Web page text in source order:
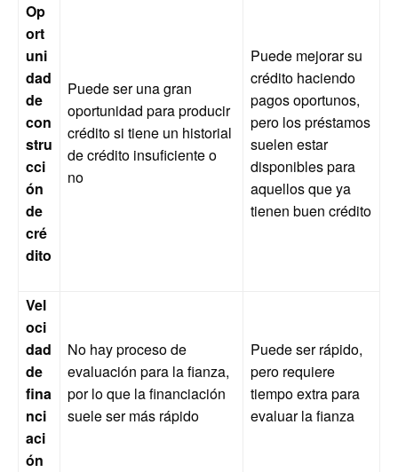
Op
ort
uni
dad
de
con
stru
cci
ón
de
cré
dito
Puede ser una gran
oportunidad para producir
crédito si tiene un historial
de crédito insuficiente o
no
Puede mejorar su
crédito haciendo
pagos oportunos,
pero los préstamos
suelen estar
disponibles para
aquellos que ya
tienen buen crédito
Vel
oci
dad
de
fina
nci
aci
ón
No hay proceso de
evaluación para la fianza,
por lo que la financiación
suele ser más rápido
Puede ser rápido,
pero requiere
tiempo extra para
evaluar la fianza